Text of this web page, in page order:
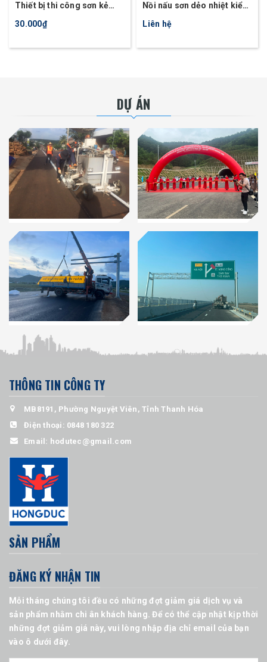
Thiết bị thi công sơn kẻ
đường tự động HDT11
30.000₫
Nồi nấu sơn dẻo nhiệt kiểu
nồi đơn ATM300
Liên hệ
DỰ ÁN
THÔNG TIN CÔNG TY
MB8191, Phường Nguyệt Viên, Tỉnh Thanh Hóa
Điện thoại: 0848 180 322
Email: hodutec@gmail.com
SẢN PHẨM
ĐĂNG KÝ NHẬN TIN
Mỗi tháng chúng tôi đều có những đợt giảm giá dịch vụ và
sản phẩm nhằm chi ân khách hàng. Để có thể cập nhật kịp thời
những đợt giảm giá này, vui lòng nhập địa chỉ email của bạn
vào ô dưới đây.